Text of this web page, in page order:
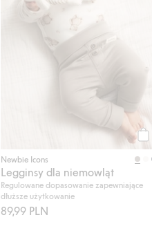
Kup
Newbie Icons
Legginsy dla niemowląt
Regulowane dopasowanie zapewniające
dłuższe użytkowanie
89,99 PLN